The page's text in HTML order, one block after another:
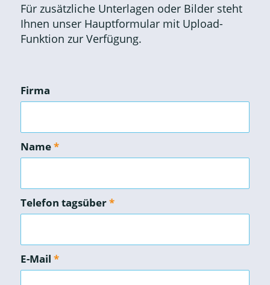
Für zusätzliche Unterlagen oder Bilder steht
Ihnen unser Hauptformular mit Upload-
Funktion zur Verfügung.
Firma
Name*
Telefon tagsüber*
E-Mail *